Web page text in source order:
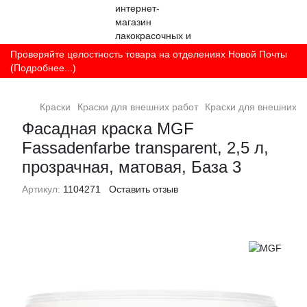
Проверяйте целостность товара на отделениях Новой Почты
(Подробнее...)
Краски Краски для внешних работ Краски для внешних
Фасадная краска MGF
Fassadenfarbe transparent, 2,5 л,
прозрачная, матовая, База 3
Артикул: 1104271 Оставить отзыв